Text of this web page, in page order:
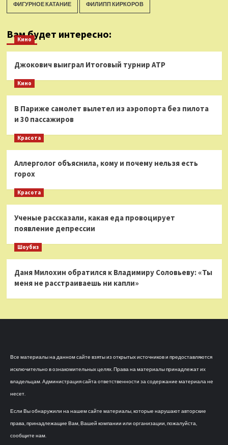
ФИГУРНОЕ КАТАНИЕ ФИЛИПП КИРКОРОВ
Вам будет интересно:
Кино
Джокович выиграл Итоговый турнир ATP
Кино
В Париже самолет вылетел из аэропорта без пилота
и 30 пассажиров
Красота
Аллерголог объяснила, кому и почему нельзя есть
горох
Красота
Ученые рассказали, какая еда провоцирует
появление депрессии
Шоубиз
Даня Милохин обратился к Владимиру Соловьеву: «Ты
меня не расстраиваешь ни капли»
Все материалы на данном сайте взяты из открытых источников и предоставляются
исключительно в ознакомительных целях. Права на материалы принадлежат их
владельцам. Администрация сайта ответственности за содержание материала не
несет.
Если Вы обнаружили на нашем сайте материалы, которые нарушают авторские
права, принадлежащие Вам, Вашей компании или организации, пожалуйста,
сообщите нам.